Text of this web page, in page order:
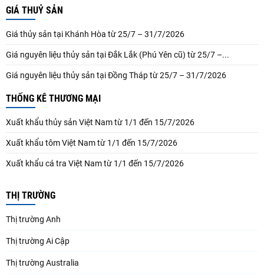
GIÁ THUỶ SẢN
Giá thủy sản tại Khánh Hòa từ 25/7 – 31/7/2026
Giá nguyên liệu thủy sản tại Đắk Lắk (Phú Yên cũ) từ 25/7 –...
Giá nguyên liệu thủy sản tại Đồng Tháp từ 25/7 – 31/7/2026
THỐNG KÊ THƯƠNG MẠI
Xuất khẩu thủy sản Việt Nam từ 1/1 đến 15/7/2026
Xuất khẩu tôm Việt Nam từ 1/1 đến 15/7/2026
Xuất khẩu cá tra Việt Nam từ 1/1 đến 15/7/2026
THỊ TRƯỜNG
Thị trường Anh
Thị trường Ai Cập
Thị trường Australia